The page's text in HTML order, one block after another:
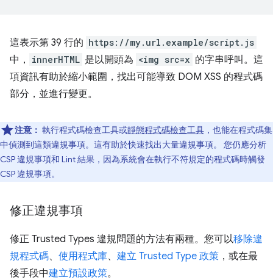
這表示第 39 行的 https://my.url.example/script.js
中， innerHTML 是以開頭為 <img src=x 的字串呼叫。這
項資訊有助於縮小範圍，找出可能導致 DOM XSS 的程式碼
部分，並進行變更。
注意： 執行程式碼檢查工具或靜態程式碼檢查工具 ，也能在程式碼集
中偵測到這類違規事項。這有助於快速找出大量違規事項。 您仍應分析
CSP 違規事項和 Lint 結果，因為系統會在執行不符規定的程式碼時觸發
CSP 違規事項。
修正違規事項
修正 Trusted Types 違規問題的方法有兩種。您可以移除違
規程式碼、 使用程式庫、 建立 Trusted Type 政策 ，或在最
後手段中建立預設政策。